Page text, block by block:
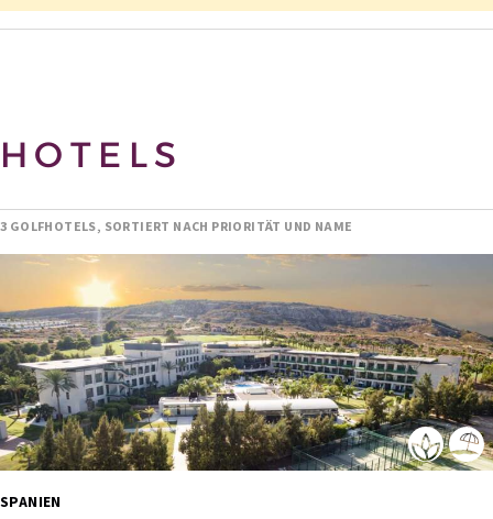
HOTELS
3 GOLFHOTELS, SORTIERT NACH PRIORITÄT UND NAME